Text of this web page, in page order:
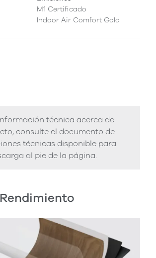
M1 Certificado
Indoor Air Comfort Gold
técnica acerca de
consulte el documento de
técnicas disponible para
al pie de la página.
Rendimiento